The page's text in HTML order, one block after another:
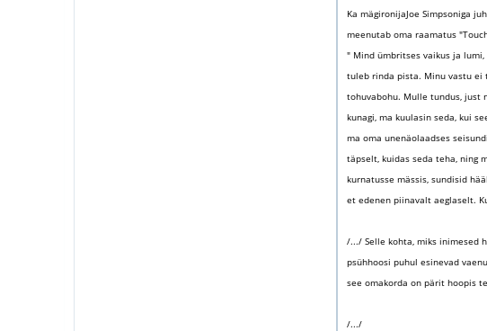
Ka mägironijaJoe Simpsoniga
meenutab oma raamatus
" Mind ümbritses vaikus ja
tuleb rinda pista. Minu vastu ei
tohuvabohu. Mulle tundus, just
kunagi, ma kuulasin seda, kui
ma oma unenäolaadses
täpselt, kuidas seda teha, ning
kurnatusse mässis, sundisid
et edenen piinavalt aeglaselt.
/.../ Selle kohta, miks inimesed
psühhoosi puhul esinevad
see omakorda on pärit hoopis
/.../